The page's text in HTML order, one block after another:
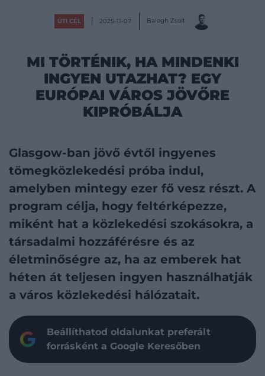
ÚTI CÉL 2025-11-07 Balogh Zsolt
MI TÖRTÉNIK, HA MINDENKI
INGYEN UTAZHAT? EGY
EURÓPAI VÁROS JÖVŐRE
KIPRÓBÁLJA
Glasgow-ban jövő évtől ingyenes
tömegközlekedési próba indul,
amelyben mintegy ezer fő vesz részt. A
program célja, hogy feltérképezze,
miként hat a közlekedési szokásokra, a
társadalmi hozzáférésre és az
életminőségre az, ha az emberek hat
héten át teljesen ingyen használhatják
a város közlekedési hálózatait.
Beállíthatod oldalunkat preferált
forrásként a Google Keresőben